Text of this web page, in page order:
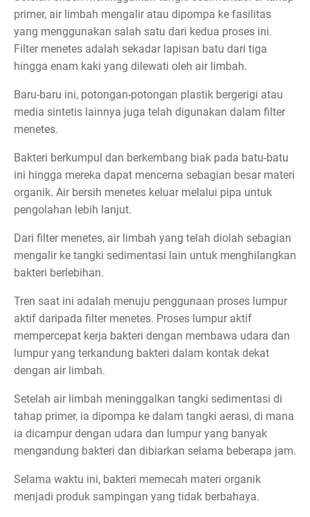
primer, air limbah mengalir atau dipompa ke fasilitas
yang menggunakan salah satu dari kedua proses ini.
Filter menetes adalah sekadar lapisan batu dari tiga
hingga enam kaki yang dilewati oleh air limbah.
Baru-baru ini, potongan-potongan plastik bergerigi atau
media sintetis lainnya juga telah digunakan dalam filter
menetes.
Bakteri berkumpul dan berkembang biak pada batu-batu
ini hingga mereka dapat mencerna sebagian besar materi
organik. Air bersih menetes keluar melalui pipa untuk
pengolahan lebih lanjut.
Dari filter menetes, air limbah yang telah diolah sebagian
mengalir ke tangki sedimentasi lain untuk menghilangkan
bakteri berlebihan.
Tren saat ini adalah menuju penggunaan proses lumpur
aktif daripada filter menetes. Proses lumpur aktif
mempercepat kerja bakteri dengan membawa udara dan
lumpur yang terkandung bakteri dalam kontak dekat
dengan air limbah.
Setelah air limbah meninggalkan tangki sedimentasi di
tahap primer, ia dipompa ke dalam tangki aerasi, di mana
ia dicampur dengan udara dan lumpur yang banyak
mengandung bakteri dan dibiarkan selama beberapa jam.
Selama waktu ini, bakteri memecah materi organik
menjadi produk sampingan yang tidak berbahaya.